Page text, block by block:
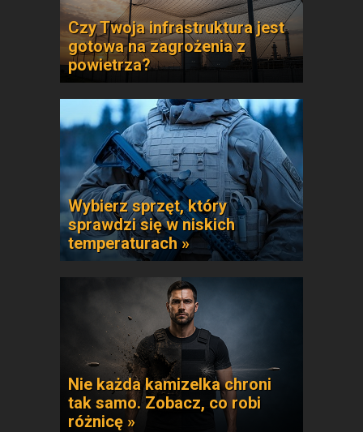
Czy Twoja infrastruktura jest
gotowa na zagrożenia z
powietrza?
Wybierz sprzęt, który
sprawdzi się w niskich
temperaturach »
Nie każda kamizelka chroni
tak samo. Zobacz, co robi
różnicę »